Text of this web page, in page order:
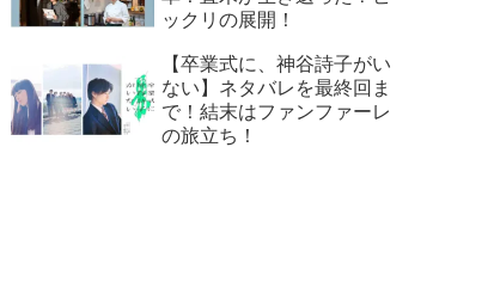
ックリの展開！
【卒業式に、神谷詩子がい
ない】ネタバレを最終回ま
で！結末はファンファーレ
の旅立ち！